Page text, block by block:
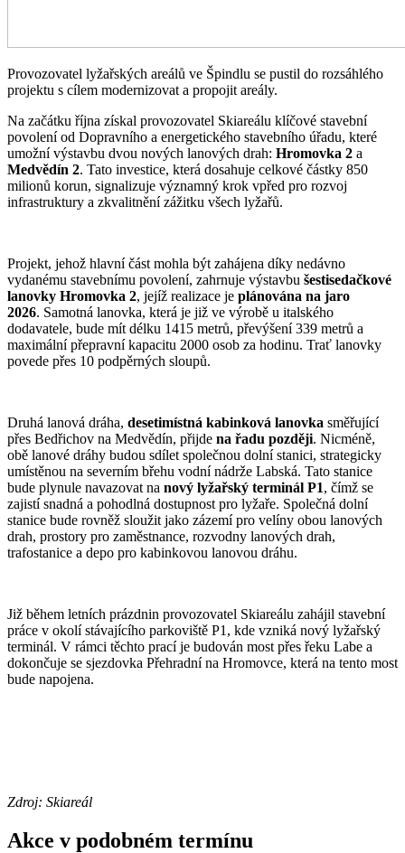
Provozovatel lyžařských areálů ve Špindlu se pustil do rozsáhlého
projektu s cílem modernizovat a propojit areály.
Na začátku října získal provozovatel Skiareálu klíčové stavební
povolení od Dopravního a energetického stavebního úřadu, které
umožní výstavbu dvou nových lanových drah: Hromovka 2 a
Medvědín 2. Tato investice, která dosahuje celkové částky 850
milionů korun, signalizuje významný krok vpřed pro rozvoj
infrastruktury a zkvalitnění zážitku všech lyžařů.
Projekt, jehož hlavní část mohla být zahájena díky nedávno
vydanému stavebnímu povolení, zahrnuje výstavbu šestisedačkové
lanovky Hromovka 2, jejíž realizace je plánována na jaro
2026. Samotná lanovka, která je již ve výrobě u italského
dodavatele, bude mít délku 1415 metrů, převýšení 339 metrů a
maximální přepravní kapacitu 2000 osob za hodinu. Trať lanovky
povede přes 10 podpěrných sloupů.
Druhá lanová dráha, desetimístná kabinková lanovka směřující
přes Bedřichov na Medvědín, přijde na řadu později. Nicméně,
obě lanové dráhy budou sdílet společnou dolní stanici, strategicky
umístěnou na severním břehu vodní nádrže Labská. Tato stanice
bude plynule navazovat na nový lyžařský terminál P1, čímž se
zajistí snadná a pohodlná dostupnost pro lyžaře. Společná dolní
stanice bude rovněž sloužit jako zázemí pro velíny obou lanových
drah, prostory pro zaměstnance, rozvodny lanových drah,
trafostanice a depo pro kabinkovou lanovou dráhu.
Již během letních prázdnin provozovatel Skiareálu zahájil stavební
práce v okolí stávajícího parkoviště P1, kde vzniká nový lyžařský
terminál. V rámci těchto prací je budován most přes řeku Labe a
dokončuje se sjezdovka Přehradní na Hromovce, která na tento most
bude napojena.
Zdroj: Skiareál
Akce v podobném termínu